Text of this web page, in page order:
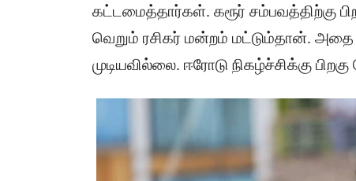
கட்டமைத்தார்கள். கரூர் சம்பவத்திற்கு
வெறும் ரசிகர் மன்றம் மட்டும்தான்.
முடியவில்லை. ஈரோடு நிகழ்ச்சிக்கு